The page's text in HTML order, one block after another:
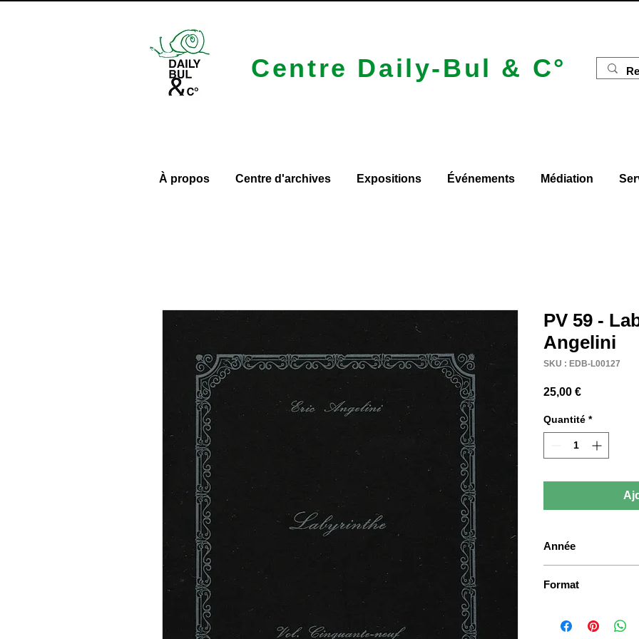
Centre Daily-Bul & C°
À propos Centre d'archives Expositions Événements Médiation
PV 59 -
Angelini
SKU : EDB-L00127
25,00 €Prix
Quantité *
Année
Format